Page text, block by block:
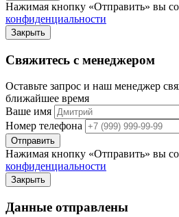
Нажимая кнопку «Отправить» вы
конфиденциальности
Закрыть
Свяжитесь с менеджером
Оставьте запрос и наш менеджер
ближайшее время
Ваше имя
Номер телефона
Отправить
Нажимая кнопку «Отправить» вы
конфиденциальности
Закрыть
Данные отправлены